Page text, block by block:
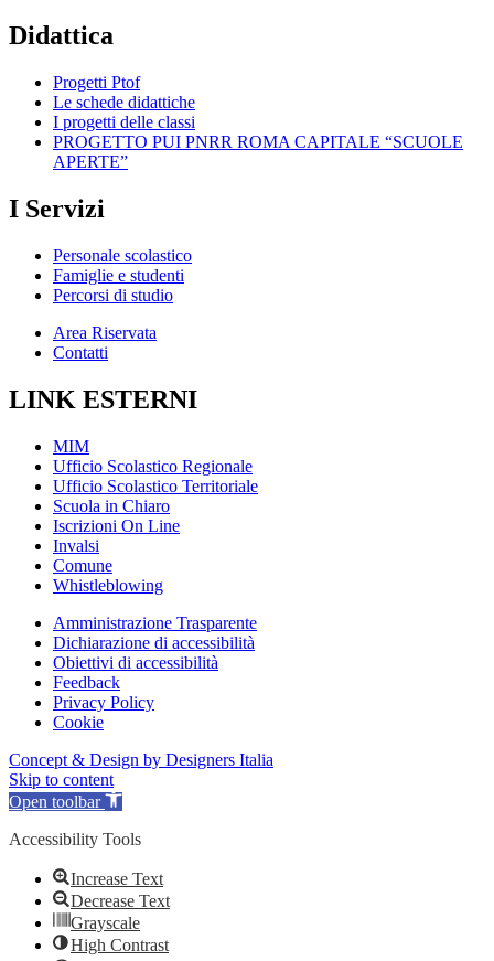
Didattica
Progetti Ptof
Le schede didattiche
I progetti delle classi
PROGETTO PUI PNRR ROMA CAPITALE “SCUOLE
APERTE”
I Servizi
Personale scolastico
Famiglie e studenti
Percorsi di studio
Area Riservata
Contatti
LINK ESTERNI
MIM
Ufficio Scolastico Regionale
Ufficio Scolastico Territoriale
Scuola in Chiaro
Iscrizioni On Line
Invalsi
Comune
Whistleblowing
Amministrazione Trasparente
Dichiarazione di accessibilità
Obiettivi di accessibilità
Feedback
Privacy Policy
Cookie
Concept & Design by Designers Italia
Skip to content
Open toolbar
Accessibility Tools
Increase Text
Decrease Text
Grayscale
High Contrast